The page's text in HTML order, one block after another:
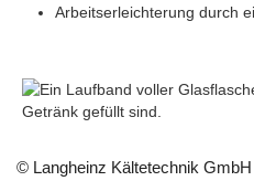
Arbeitserleichterung durch
© Langheinz Kältetechnik GmbH